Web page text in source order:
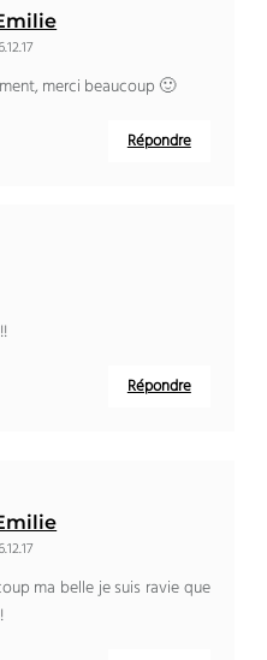
merci beaucoup 🙂
Répondre
Répondre
ma belle je suis ravie que